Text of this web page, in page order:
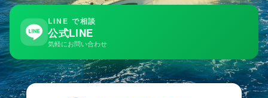
LINE で相談
公式LINE
気軽にお問い合わせ